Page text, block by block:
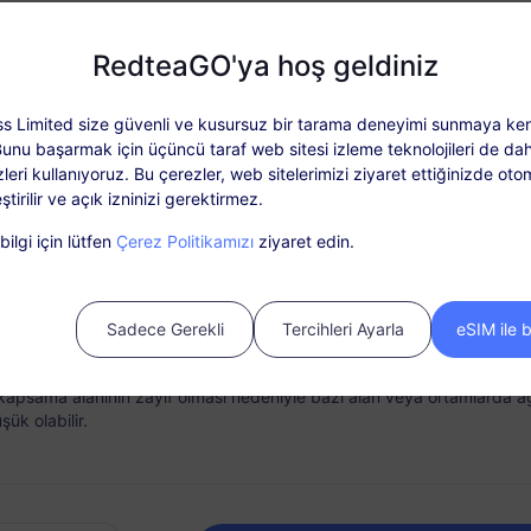
Bağlantı
telefonunuzdan
Yükleme Seçeneği
Gerektiğinde veri planınızı
paket saklayın.
Plan Detayları Kapsam ve Ağlar
Paketi etkinleştirdikten sonra ‘Siparişlerim’ bölümünden yükleyin.
ve etkinleştirilmemiş paketler kullanılamaz veya iade edilemez.
süresi içerisinde paket verilerinin tükenmesi halinde hizmet
alanının zayıf olması nedeniyle bazı alan veya ortamlarda
olabilir.
RedteaGO'ya hoş geldiniz
Limited size güvenli ve kusursuz bir tarama deneyimi sunmaya
başarmak için üçüncü taraf web sitesi izleme teknolojileri de
kullanıyoruz. Bu çerezler, web sitelerimizi ziyaret ettiğinizde
ve açık izninizi gerektirmez.
için lütfen Çerez Politikamızı ziyaret edin.
Sadece Gerekli Tercihleri Ayarla eSIM ile